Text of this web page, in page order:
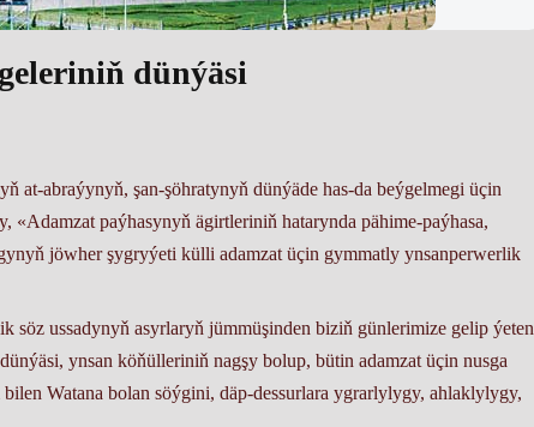
dünýäsi
abraýynyň, şan-şöhratynyň dünýäde has-da beýgelmegi üçin
paýhasynyň ägirtleriniň hatarynda pähime-paýhasa,
jöwher şygryýeti külli adamzat üçin gymmatly ynsanperwerlik
ussadynyň asyrlaryň jümmüşinden biziň günlerimize gelip ýeten
ynsan köňülleriniň nagşy bolup, bütin adamzat üçin nusga
Watana bolan söýgini, däp-dessurlara ygrarlylygy, ahlaklylygy,